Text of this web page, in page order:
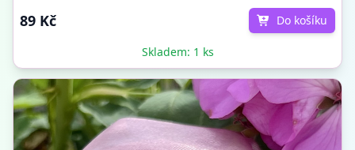
89 Kč Do košíku
Skladem: 1 ks